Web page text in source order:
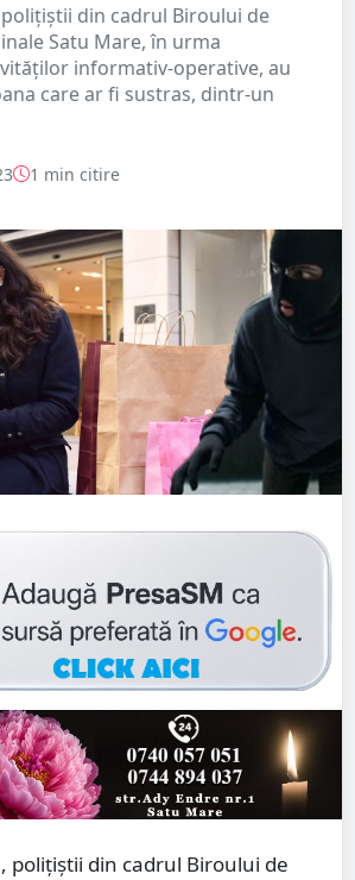
polițiștii din cadrul Biroului de
Satu Mare, în urma
informativ-operative, au
care ar fi sustras, dintr-un
1 min citire
polițiștii din cadrul Biroului de